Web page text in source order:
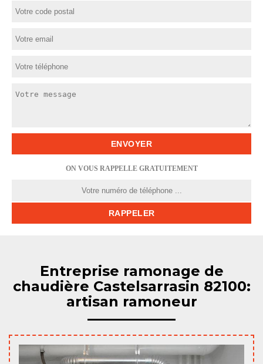
ON VOUS RAPPELLE GRATUITEMENT
Entreprise ramonage de
chaudière Castelsarrasin 82100:
artisan ramoneur